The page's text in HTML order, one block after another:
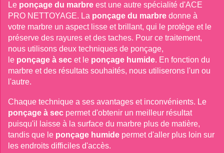
Le ponçage du marbre est une autre spécialité d'ACE
PRO NETTOYAGE. La ponçage du marbre donne à
votre marbre un aspect lisse et brillant, qui le protège et le
préserve des rayures et des taches. Pour ce traitement,
nous utilisons deux techniques de ponçage,
le ponçage à sec et le ponçage humide. En fonction du
marbre et des résultats souhaités, nous utiliserons l'un ou
l'autre.
Chaque technique a ses avantages et inconvénients. Le
ponçage à sec permet d'obtenir un meilleur résultat
puisqu'il laisse à la surface du marbre plus de matière,
tandis que le ponçage humide permet d'aller plus loin sur
les endroits difficiles d'accès.